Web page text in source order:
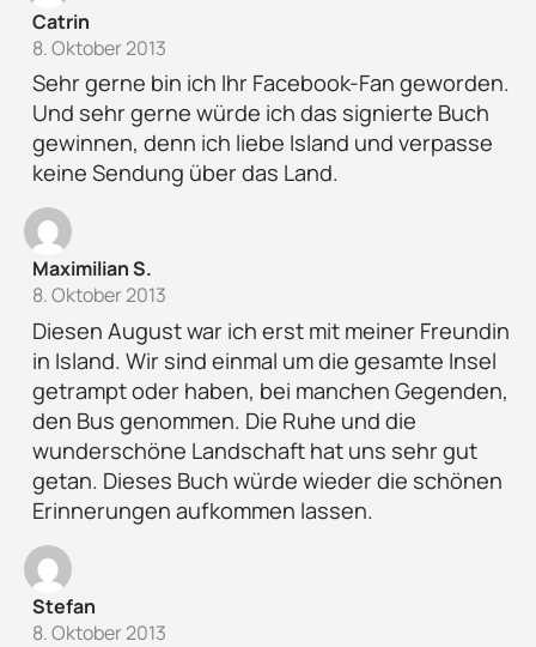
Catrin
8. Oktober 2013
Sehr gerne bin ich Ihr Facebook-Fan geworden.
Und sehr gerne würde ich das signierte Buch
gewinnen, denn ich liebe Island und verpasse
keine Sendung über das Land.
Maximilian S.
8. Oktober 2013
Diesen August war ich erst mit meiner Freundin
in Island. Wir sind einmal um die gesamte Insel
getrampt oder haben, bei manchen Gegenden,
den Bus genommen. Die Ruhe und die
wunderschöne Landschaft hat uns sehr gut
getan. Dieses Buch würde wieder die schönen
Erinnerungen aufkommen lassen.
Stefan
8. Oktober 2013